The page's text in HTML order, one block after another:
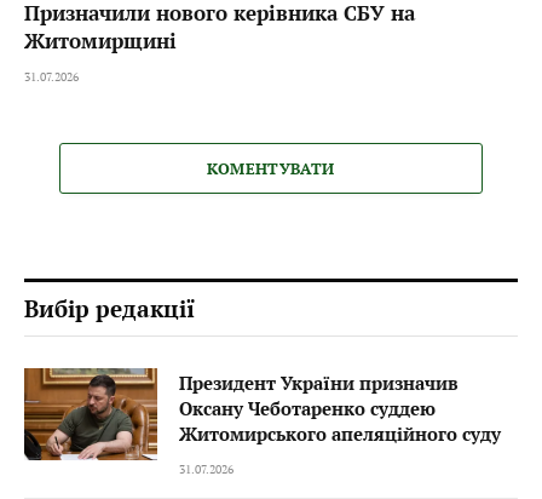
Призначили нового керівника СБУ на
Житомирщині
31.07.2026
КОМЕНТУВАТИ
Вибір редакції
Президент України призначив
Оксану Чеботаренко суддею
Житомирського апеляційного суду
31.07.2026